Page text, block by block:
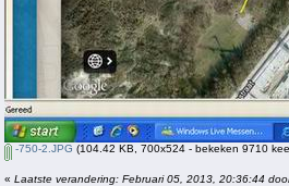
-750-2.JPG (104.42 KB, 700x524 - bekeken 9710
« Laatste verandering: Februari 05, 2013, 20:36:44